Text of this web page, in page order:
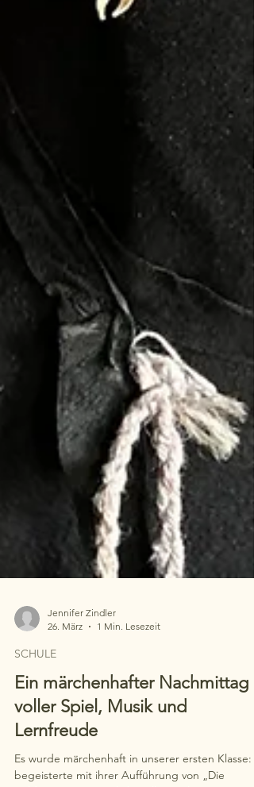
Jennifer Zindler
SCHULE
Ein märchenhafter Nachmittag
voller Spiel, Musik und
Lernfreude